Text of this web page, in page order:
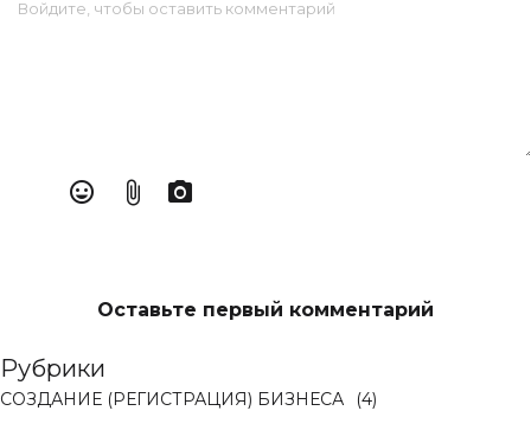
Оставьте первый комментарий
Рубрики
СОЗДАНИЕ (РЕГИСТРАЦИЯ) БИЗНЕСА (4)